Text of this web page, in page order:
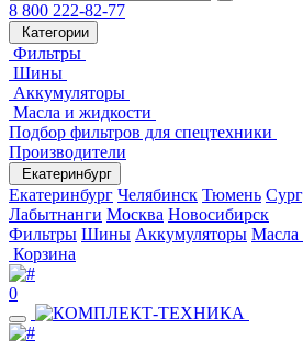
8 800 222-82-77
Категории
Фильтры
Шины
Аккумуляторы
Масла и жидкости
Подбор фильтров для спецтехники
Производители
Екатеринбург
Екатеринбург Челябинск Тюмень
Лабытнанги Москва Новосибирск
Фильтры Шины Аккумуляторы Масла
Корзина
0